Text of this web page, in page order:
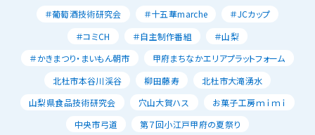
＃葡萄酒技術研究会
＃十五華marche
＃JCカップ
＃コミCH
＃自主制作番組
＃山梨
＃かきまつり・まいもん朝市
甲府まちなかエリアプラットフォーム
北杜市本谷川渓谷
柳田藤寿
北杜市大滝湧水
山梨県食品技術研究会
穴山大賀ハス
お菓子工房ｍｉｍｉ
中央市弓道
第７回小江戸甲府の夏祭り